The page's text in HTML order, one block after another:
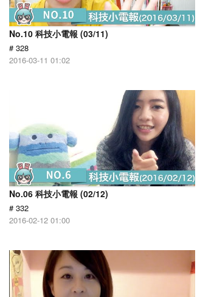
No.10 科技小電報 (03/11)
# 328
2016-03-11 01:02
No.06 科技小電報 (02/12)
# 332
2016-02-12 01:00